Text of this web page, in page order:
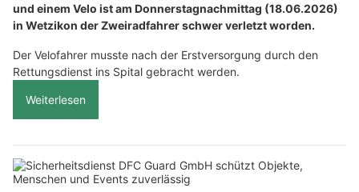
und einem Velo ist am Donnerstagnachmittag (18.06.2026)
in Wetzikon der Zweiradfahrer schwer verletzt worden.
Der Velofahrer musste nach der Erstversorgung durch den
Rettungsdienst ins Spital gebracht werden.
Weiterlesen